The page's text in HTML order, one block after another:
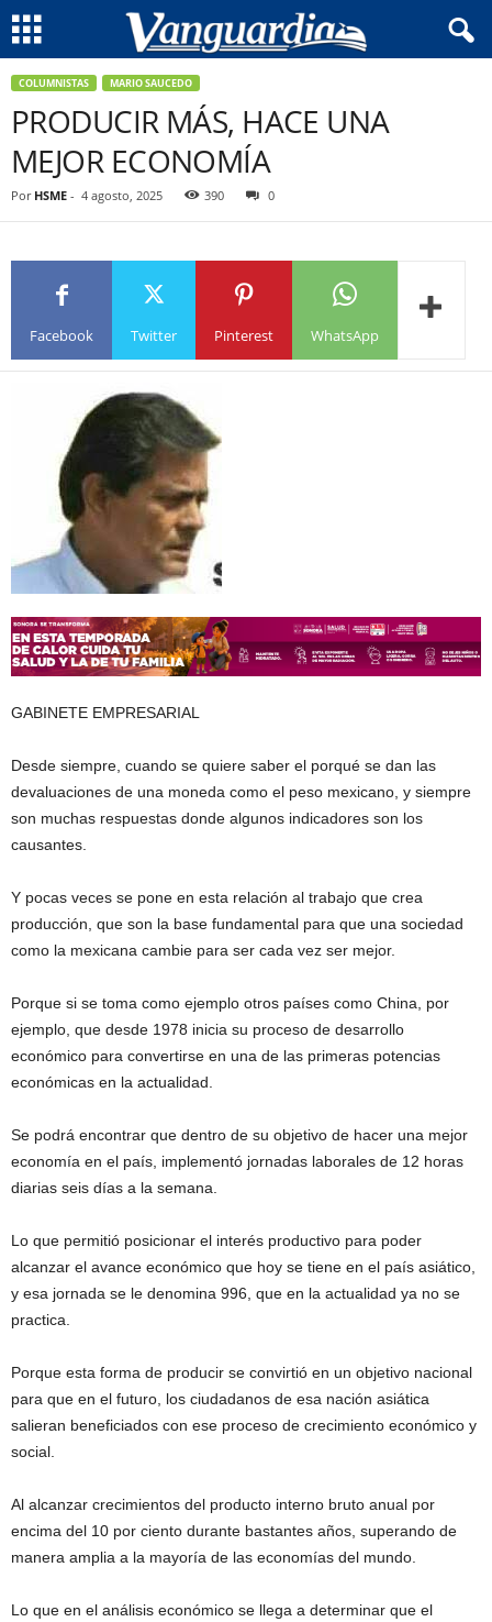
COLUMNISTAS MARIO SAUCEDO
PRODUCIR MÁS, HACE UNA
MEJOR ECONOMÍA
Por HSME - 4 agosto, 2025 390 0
Facebook Twitter Pinterest WhatsApp
GABINETE EMPRESARIAL
Desde siempre, cuando se quiere saber el porqué se dan las
devaluaciones de una moneda como el peso mexicano, y siempre
son muchas respuestas donde algunos indicadores son los
causantes.
Y pocas veces se pone en esta relación al trabajo que crea
producción, que son la base fundamental para que una sociedad
como la mexicana cambie para ser cada vez ser mejor.
Porque si se toma como ejemplo otros países como China, por
ejemplo, que desde 1978 inicia su proceso de desarrollo
económico para convertirse en una de las primeras potencias
económicas en la actualidad.
Se podrá encontrar que dentro de su objetivo de hacer una mejor
economía en el país, implementó jornadas laborales de 12 horas
diarias seis días a la semana.
Lo que permitió posicionar el interés productivo para poder
alcanzar el avance económico que hoy se tiene en el país asiático,
y esa jornada se le denomina 996, que en la actualidad ya no se
practica.
Porque esta forma de producir se convirtió en un objetivo nacional
para que en el futuro, los ciudadanos de esa nación asiática
salieran beneficiados con ese proceso de crecimiento económico y
social.
Al alcanzar crecimientos del producto interno bruto anual por
encima del 10 por ciento durante bastantes años, superando de
manera amplia a la mayoría de las economías del mundo.
Lo que en el análisis económico se llega a determinar que el